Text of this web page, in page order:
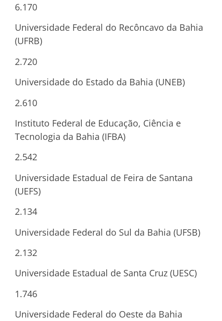
6.170
Universidade Federal do Recôncavo da Bahia
(UFRB)
2.720
Universidade do Estado da Bahia (UNEB)
2.610
Instituto Federal de Educação, Ciência e
Tecnologia da Bahia (IFBA)
2.542
Universidade Estadual de Feira de Santana
(UEFS)
2.134
Universidade Federal do Sul da Bahia (UFSB)
2.132
Universidade Estadual de Santa Cruz (UESC)
1.746
Universidade Federal do Oeste da Bahia